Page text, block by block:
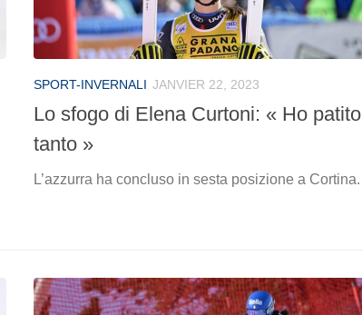
SPORT-INVERNALI JANVIER 22, 2023
Lo sfogo di Elena Curtoni: « Ho patito
tanto »
L’azzurra ha concluso in sesta posizione a Cortina.